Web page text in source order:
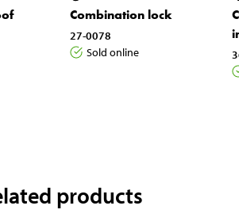
Combination lock
27-0078
Sold online
products